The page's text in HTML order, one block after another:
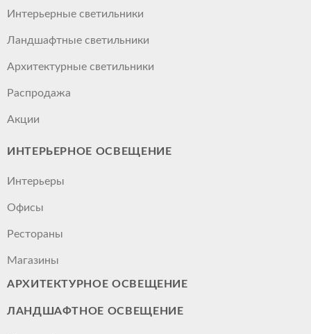
Интерьерные светильники
Ландшафтные светильники
Архитектурные светильники
Распродажа
Акции
ИНТЕРЬЕРНОЕ ОСВЕЩЕНИЕ
Интерьеры
Офисы
Рестораны
Магазины
АРХИТЕКТУРНОЕ ОСВЕЩЕНИЕ
ЛАНДШАФТНОЕ ОСВЕЩЕНИЕ